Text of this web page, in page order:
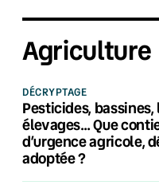
Agriculture
DÉCRYPTAGE
Pesticides, bassines,
élevages… Que
d’urgence agricole,
adoptée ?